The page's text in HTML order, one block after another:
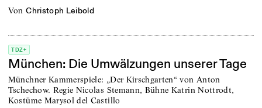
von Christoph Leibold
TDZ+
München: Die Umwälzungen unserer Tage
Münchner Kammerspiele: „Der Kirschgarten“ von Anton
Tschechow. Regie Nicolas Stemann, Bühne Katrin Nottrodt,
Kostüme Marysol del Castillo